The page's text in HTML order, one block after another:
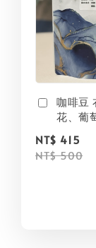
咖啡豆
花、葡
NT$ 415
NT$ 500